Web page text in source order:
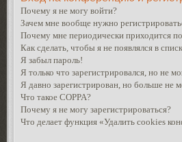
Почему я не могу войти?
Зачем мне вообще нужно
Почему мне периодически приходится
Как сделать, чтобы я не появлялся в
Я забыл пароль!
Я только что зарегистрировался, но не
Я давно зарегистрирован, но больше не
Что такое COPPA?
Почему я не могу зарегистрироваться?
Что делает функция «Удалить cookies